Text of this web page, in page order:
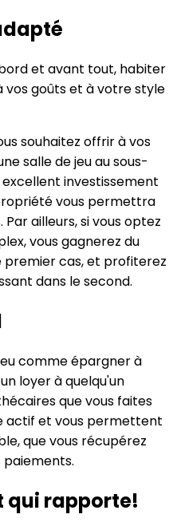
et avant tout, habiter
vos goûts et à votre style
souhaitez offrir à vos
salle de jeu au sous-
investissement
vous permettra
ailleurs, si vous optez
vous gagnerez du
cas, et profiterez
dans le second.
comme épargner à
loyer à quelqu'un
que vous faites
actif et vous permettent
que vous récupérez
paiements.
qui rapporte!